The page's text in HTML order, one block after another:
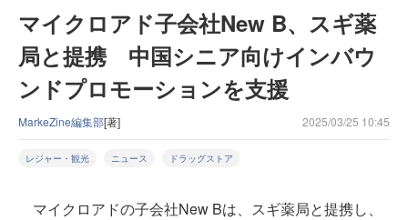
マイクロアド子会社New B、スギ薬
局と提携 中国シニア向けインバウ
ンドプロモーションを支援
MarkeZine編集部[著] 2025/03/25 10:45
レジャー・観光 ニュース ドラッグストア
マイクロアドの子会社New Bは、スギ薬局と提携し、